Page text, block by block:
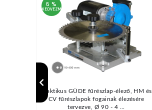
6 %
KEDVEZMÉNY
Praktikus GÜDE fűrészlap-élező, HM és
CV fűrészlapok fogainak élezésére
tervezve, Ø 90 - 4 ...